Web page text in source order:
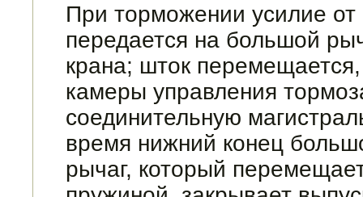
При торможении усилие от
передается на большой
крана; шток
камеры управления
соединительную
время нижний конец
ры­чаг, который